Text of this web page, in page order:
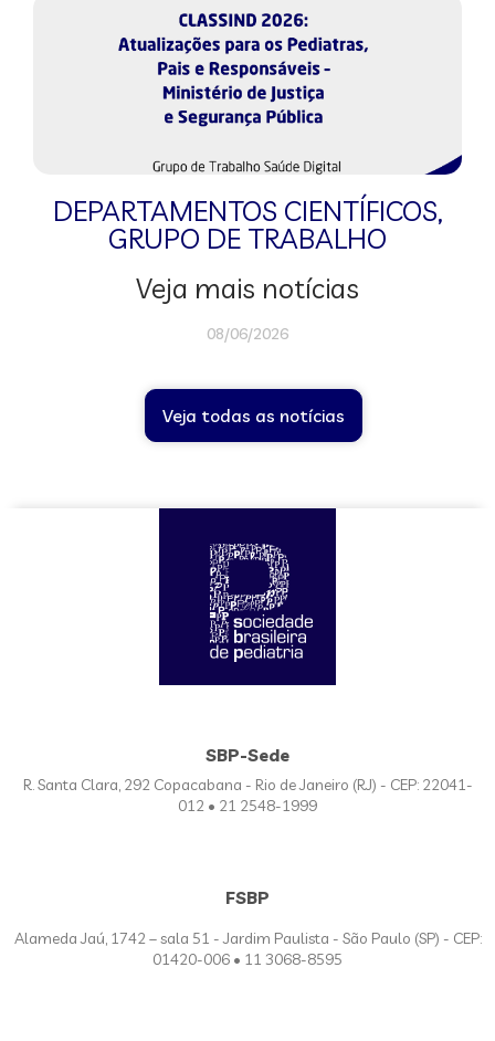
DEPARTAMENTOS CIENTÍFICOS,
GRUPO DE TRABALHO
Veja mais notícias
08/06/2026
Veja todas as notícias
SBP-Sede
R. Santa Clara, 292 Copacabana - Rio de Janeiro (RJ) - CEP: 22041-
012 • 21 2548-1999
FSBP
Alameda Jaú, 1742 – sala 51 - Jardim Paulista - São Paulo (SP) - CEP:
01420-006 • 11 3068-8595